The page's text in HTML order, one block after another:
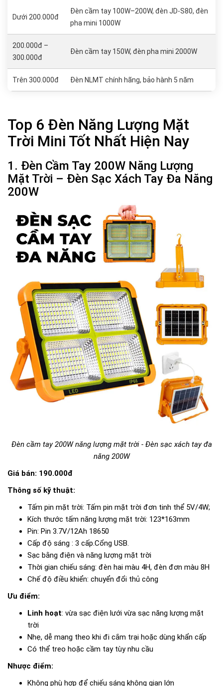
Dưới 200.000đ
Đèn cầm tay 100W–200W, đèn JD-S80, đèn
pha mini 1000W
200.000đ –
300.000đ
Đèn cầm tay 150W, đèn pha mini 2000W
Trên 300.000đ Đèn NLMT chính hãng, bảo hành 5 năm
Top 6 Đèn Năng Lượng Mặt
Trời Mini Tốt Nhất Hiện Nay
1. Đèn Cầm Tay 200W Năng Lượng
Mặt Trời – Đèn Sạc Xách Tay Đa Năng
200W
Đèn cầm tay 200W năng lượng mặt trời - Đèn sạc xách tay đa
năng 200W
Giá bán: 190.000đ
Thông số kỹ thuật:
Tấm pin mặt trời: Tấm pin mặt trời đơn tinh thể 5V/4W;
Kích thước tấm năng lượng mặt trời: 123*163mm
Pin: Pin 3.7V/12Ah 18650
Cấp độ sáng : 3 cấp.Cổng USB.
Sạc bằng điện và năng lượng mặt trời
Thời gian chiếu sáng: đèn hai màu 4H, đèn đơn màu 8H
Chế độ điều khiển: chuyển đổi thủ công
Ưu điểm:
Linh hoạt: vừa sạc điện lưới vừa sạc năng lượng mặt
trời
Nhẹ, dễ mang theo khi đi cắm trại hoặc dùng khẩn cấp
Có thể treo hoặc cầm tay tùy nhu cầu
Nhược điểm:
Không phù hợp để chiếu sáng không gian lớn